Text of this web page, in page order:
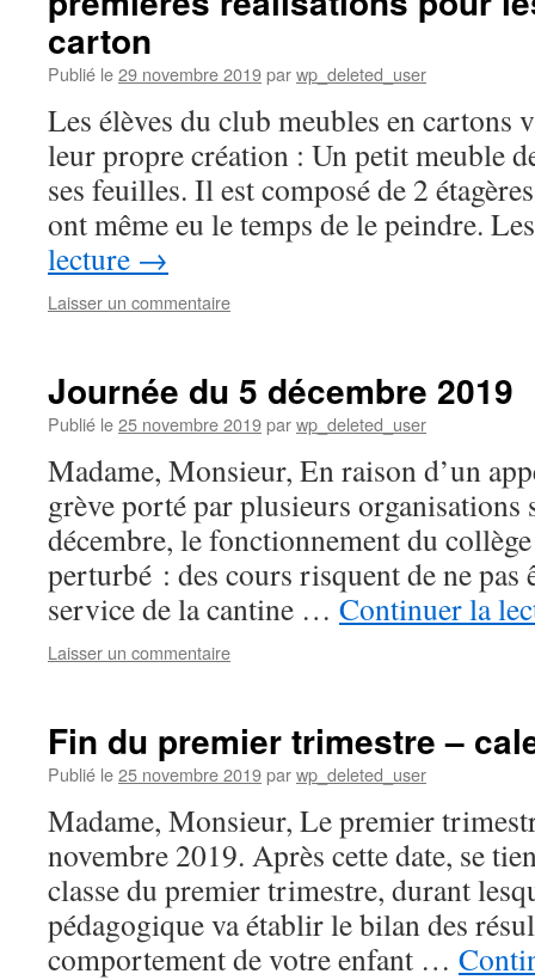
carton
Publié le29 novembre 2019parwp_deleted_user
Les élèves du club meubles en cartons
leur propre création : Un petit meuble
ses feuilles. Il est composé de 2
ont même eu le temps de le peindre.
lecture →
Laisser un commentaire
Journée du 5 décembre 2019
Publié le25 novembre 2019parwp_deleted_user
Madame, Monsieur, En raison d’un
grève porté par plusieurs organisations
décembre, le fonctionnement du
perturbé : des cours risquent de ne pas
service de la cantine … Continuer la
Laisser un commentaire
Fin du premier trimestre –
Publié le25 novembre 2019parwp_deleted_user
Madame, Monsieur, Le premier
novembre 2019. Après cette date, se
classe du premier trimestre, durant
pédagogique va établir le bilan des
comportement de votre enfant …